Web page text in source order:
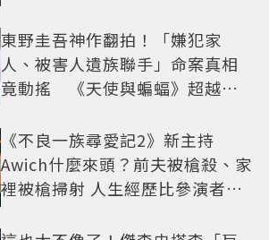
東野圭吾神作翻拍！「嫌犯家
人、被害人遺族聯手」命案真相
竟動搖 《天使與蝙蝠》超越懸
《不良一族尋愛記2》新主持
Awich什麼來頭？前夫被槍殺、家
裡被槍掃射 人生經歷比參演者還